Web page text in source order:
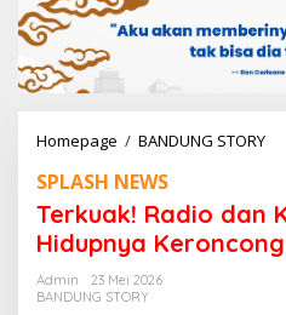
Homepage / BANDUNG STORY
SPLASH NEWS
Terkuak! Radio dan
Hidupnya
Admin
23 Mei 2026
BANDUNG STORY